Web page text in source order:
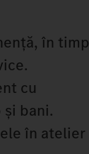
în timp
cu
bani.
în atelier